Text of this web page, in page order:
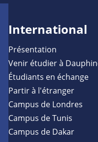
International
Présentation
Venir étudier à
Étudiants en échange
Partir à l'étranger
Campus de Londres
Campus de Tunis
Campus de Dakar